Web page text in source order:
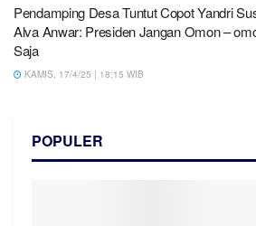
Pendamping Desa Tuntut Copot Yandri
Alva Anwar: Presiden Jangan Omon –
Saja
KAMIS, 17/4/25 | 18:15 WIB
POPULER